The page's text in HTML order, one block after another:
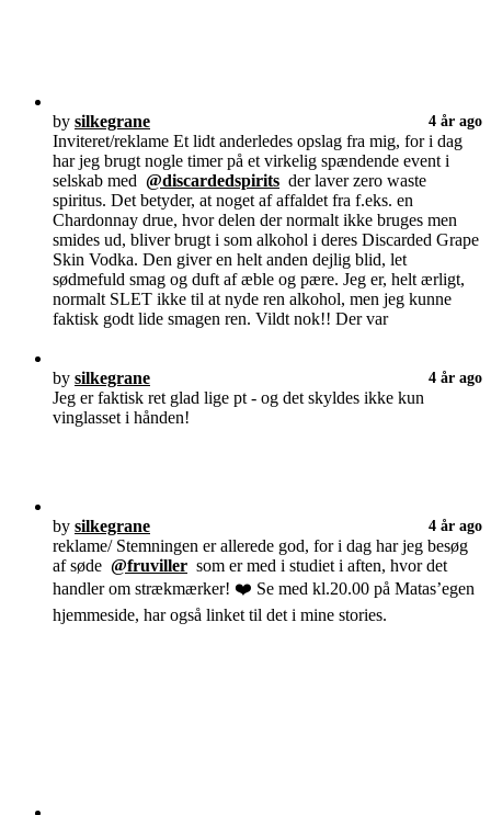
by silkegrane 4 år ago
Inviteret/reklame Et lidt anderledes opslag fra mig, for i dag
har jeg brugt nogle timer på et virkelig spændende event i
selskab med @discardedspirits der laver zero waste
spiritus. Det betyder, at noget af affaldet fra f.eks. en
Chardonnay drue, hvor delen der normalt ikke bruges men
smides ud, bliver brugt i som alkohol i deres Discarded Grape
Skin Vodka. Den giver en helt anden dejlig blid, let
sødmefuld smag og duft af æble og pære. Jeg er, helt ærligt,
normalt SLET ikke til at nyde ren alkohol, men jeg kunne
faktisk godt lide smagen ren. Vildt nok!! Der var
by silkegrane 4 år ago
Jeg er faktisk ret glad lige pt - og det skyldes ikke kun
vinglasset i hånden!
by silkegrane 4 år ago
reklame/ Stemningen er allerede god, for i dag har jeg besøg
af søde @fruviller som er med i studiet i aften, hvor det
handler om strækmærker! ❤️ Se med kl.20.00 på Matas’egen
hjemmeside, har også linket til det i mine stories.